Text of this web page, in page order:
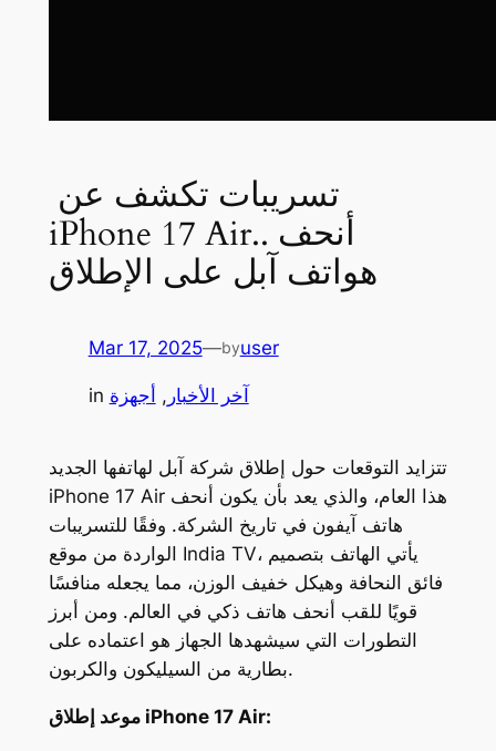
iPhone 17 Air.. أنحف
هواتف آبل على الإطلاق
Mar 17, 2025—byuser
in آخر الأخبار , أجهزة
تتزايد التوقعات حول إطلاق شركة آبل لهاتفها الجديد
iPhone 17 Air هذا العام، والذي يعد بأن يكون أنحف
هاتف آيفون في تاريخ الشركة. وفقًا للتسريبات
الواردة من موقع India TV، يأتي الهاتف بتصميم
فائق النحافة وهيكل خفيف الوزن، مما يجعله منافسًا
قويًا للقب أنحف هاتف ذكي في العالم. ومن أبرز
التطورات التي سيشهدها الجهاز هو اعتماده على
بطارية من السيليكون والكربون.
موعد إطلاق iPhone 17 Air: